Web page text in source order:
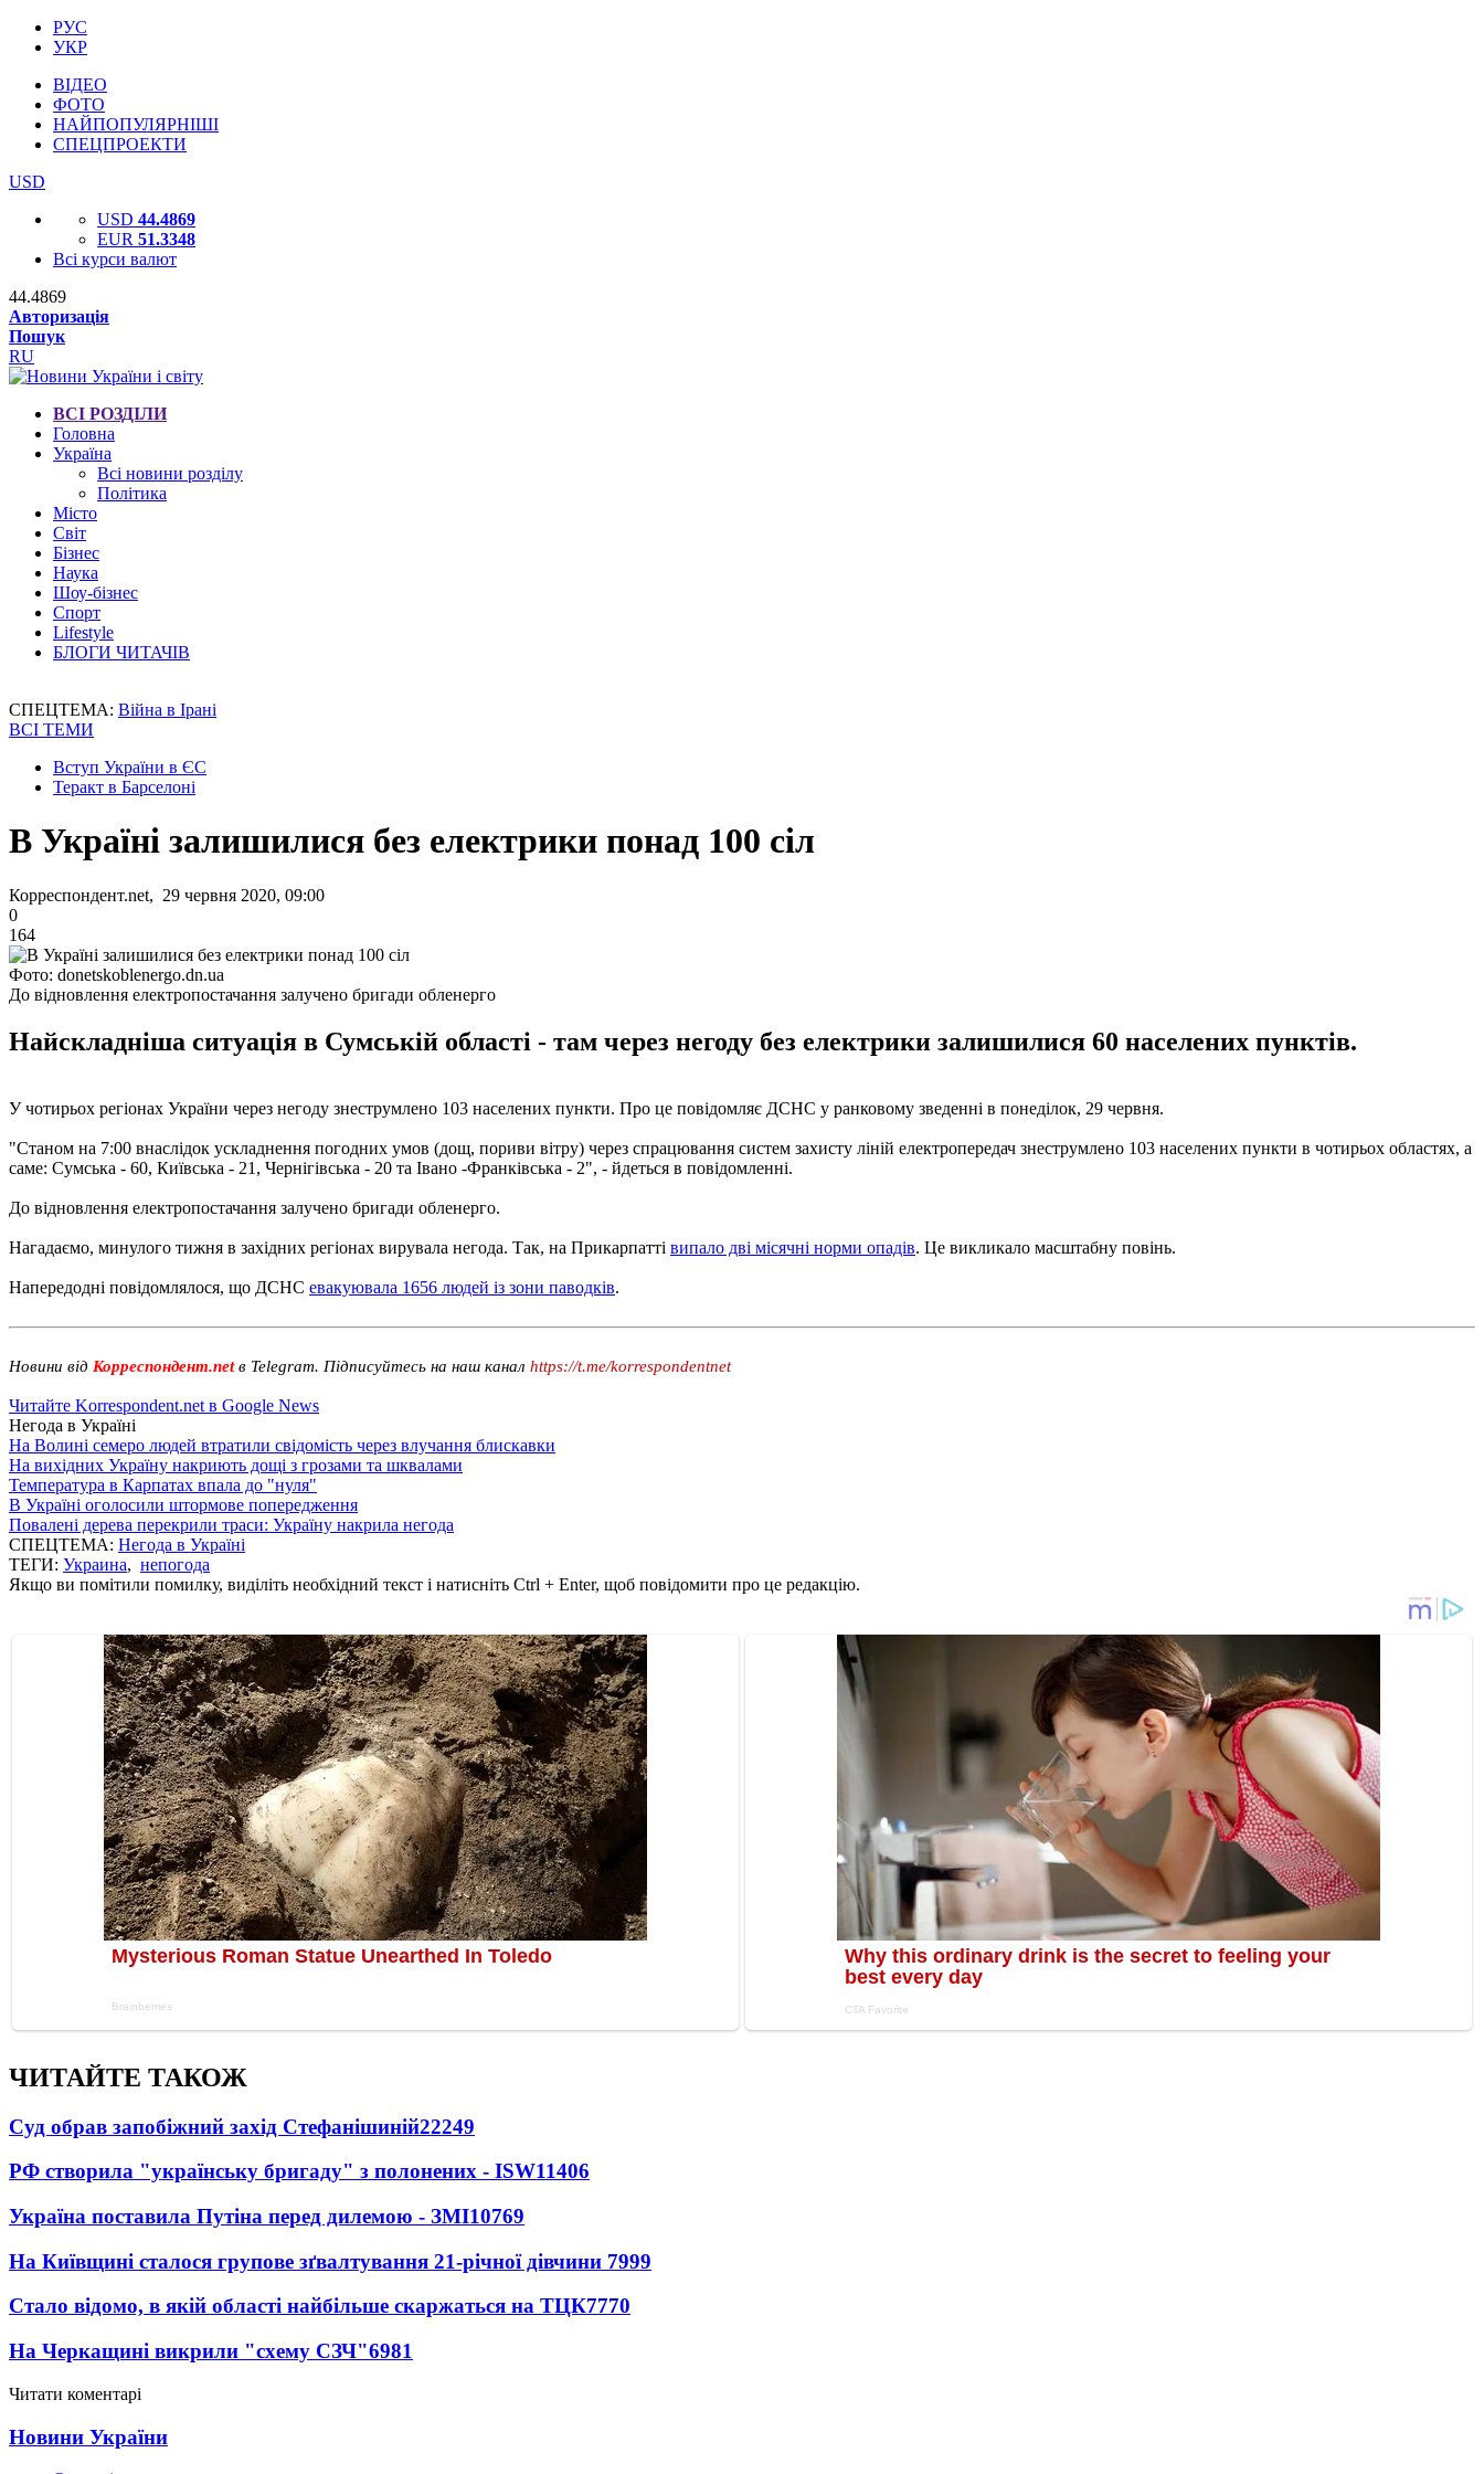
РУС
УКР
ВІДЕО
ФОТО
НАЙПОПУЛЯРНІШІ
СПЕЦПРОЕКТИ
USD
USD 44.4869
EUR 51.3348
Всі курси валют
44.4869
Авторизація
Пошук
RU
ВСІ РОЗДІЛИ
Головна
Україна
Всі новини розділу
Політика
Місто
Світ
Бізнес
Наука
Шоу-бізнес
Спорт
Lifestyle
БЛОГИ ЧИТАЧІВ
СПЕЦТЕМА: Війна в Ірані
ВСІ ТЕМИ
Вступ України в ЄС
Теракт в Барселоні
В Україні залишилися без електрики понад 100 сіл
Корреспондент.net, 29 червня 2020, 09:00
0
164
Фото: donetskoblenergo.dn.ua
До відновлення електропостачання залучено бригади обленерго
Найскладніша ситуація в Сумській області - там через негоду без електрики залишилися 60 населених пунктів.
У чотирьох регіонах України через негоду знеструмлено 103 населених пункти. Про це повідомляє ДСНС у ранковому зведенні в понеділок, 29 червня.
"Станом на 7:00 внаслідок ускладнення погодних умов (дощ, пориви вітру) через спрацювання систем захисту ліній електропередач знеструмлено 103 населених пункти в чотирьох областях, а
саме: Сумська - 60, Київська - 21, Чернігівська - 20 та Івано -Франківська - 2", - йдеться в повідомленні.
До відновлення електропостачання залучено бригади обленерго.
Нагадаємо, минулого тижня в західних регіонах вирувала негода. Так, на Прикарпатті випало дві місячні норми опадів. Це викликало масштабну повінь.
Напередодні повідомлялося, що ДСНС евакуювала 1656 людей із зони паводків.
Новини від Корреспондент.netв Telegram. Підписуйтесь на наш канал https://t.me/korrespondentnet
Читайте Korrespondent.net в Google News
Негода в Україні
На Волині семеро людей втратили свідомість через влучання блискавки
На вихідних Україну накриють дощі з грозами та шквалами
Температура в Карпатах впала до "нуля"
В Україні оголосили штормове попередження
Повалені дерева перекрили траси: Україну накрила негода
СПЕЦТЕМА: Негода в Україні
ТЕГИ: Украина, непогода
Якщо ви помітили помилку, виділіть необхідний текст і натисніть Ctrl + Enter, щоб повідомити про це редакцію.
ЧИТАЙТЕ ТАКОЖ
Суд обрав запобіжний захід Стефанішиній22249
РФ створила "українську бригаду" з полонених - ISW11406
Україна поставила Путіна перед дилемою - ЗМІ10769
На Київщині сталося групове зґвалтування 21-річної дівчини 7999
Стало відомо, в якій області найбільше скаржаться на ТЦК7770
На Черкащині викрили "схему СЗЧ"6981
Читати коментарі
Новини України